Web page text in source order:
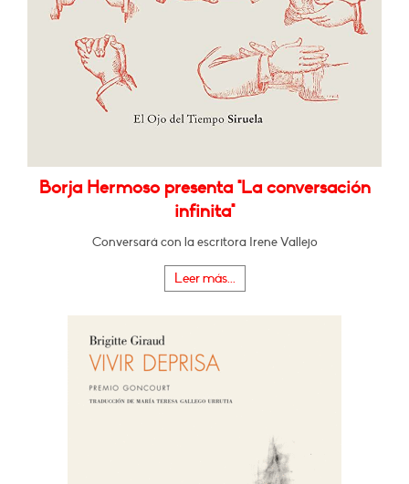
Borja Hermoso presenta "La conversación
infinita"
Conversará con la escritora Irene Vallejo
Leer más...